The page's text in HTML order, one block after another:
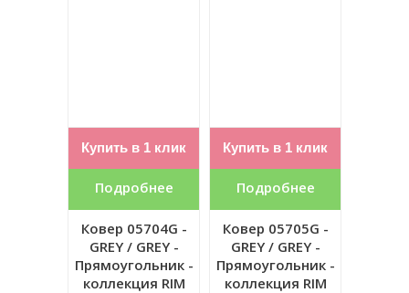
Купить в 1 клик
Подробнее
Ковер 05704G -
GREY / GREY -
Прямоугольник -
коллекция RIM
Купить в 1 клик
Подробнее
Ковер 05705G -
GREY / GREY -
Прямоугольник -
коллекция RIM